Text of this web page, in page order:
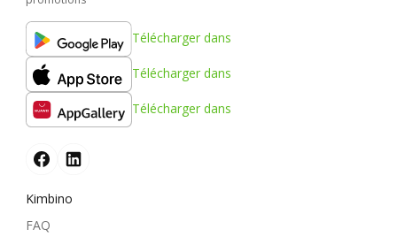
Télécharger dans
Télécharger dans
Télécharger dans
Kimbino
FAQ